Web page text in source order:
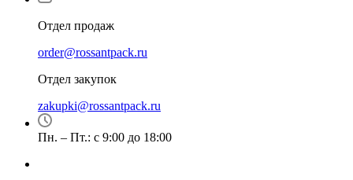
Отдел продаж
order@rossantpack.ru
Отдел закупок
zakupki@rossantpack.ru
Пн. – Пт.: с 9:00 до 18:00